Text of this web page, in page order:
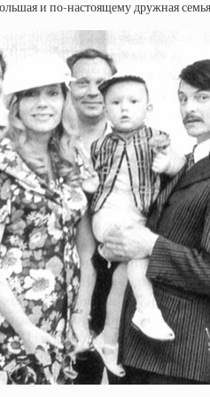
и по-настоящему дружная